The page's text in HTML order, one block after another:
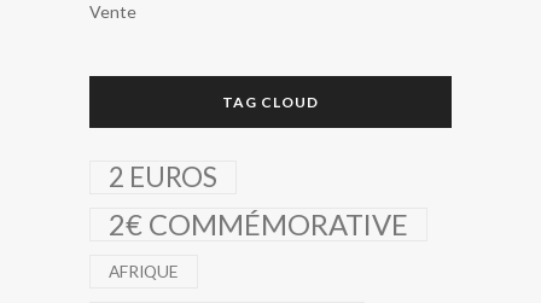
Vente
TAG CLOUD
2 EUROS
2€ COMMÉMORATIVE
AFRIQUE